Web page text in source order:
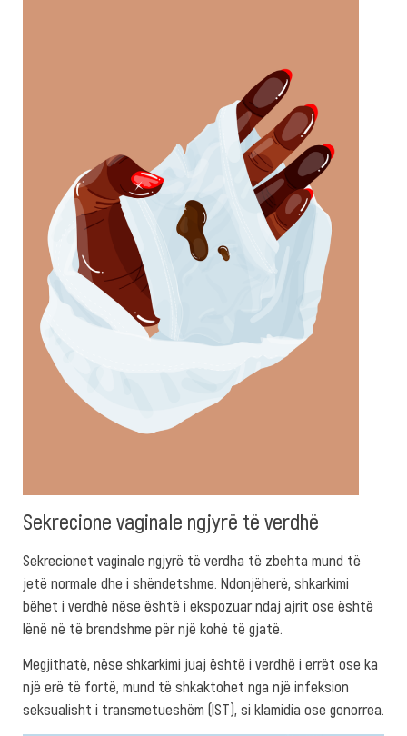
Sekrecione vaginale ngjyrë të verdhë
Sekrecionet vaginale ngjyrë të verdha të zbehta mund të
jetë normale dhe i shëndetshme. Ndonjëherë, shkarkimi
bëhet i verdhë nëse është i ekspozuar ndaj ajrit ose është
lënë në të brendshme për një kohë të gjatë.
Megjithatë, nëse shkarkimi juaj është i verdhë i errët ose ka
një erë të fortë, mund të shkaktohet nga një infeksion
seksualisht i transmetueshëm (IST), si klamidia ose gonorrea.